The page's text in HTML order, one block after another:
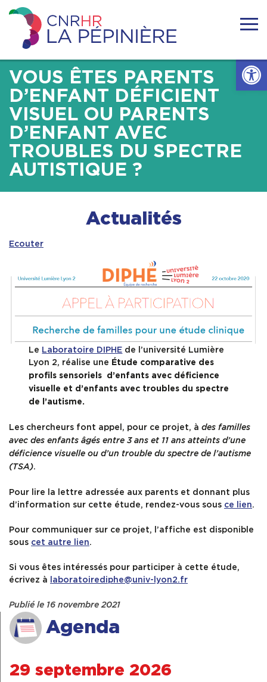
Ouvrir
to
content
Centre
national
de
ressources
handicaps
rares
La
Pépinière
Accueil
Actualités
Nous connaitre
VOUS ÊTES PARENTS
D’ENFANT DÉFICIENT
VISUEL OU PARENTS
D’ENFANT AVEC
TROUBLES DU SPECTRE
AUTISTIQUE ?
Actualités
Ecouter
Le Laboratoire DIPHE de l’université Lumière
Lyon 2, réalise une Étude comparative des
profils sensoriels d’enfants avec déficience
visuelle et d’enfants avec troubles du spectre
de l’autisme.
Les chercheurs font appel, pour ce projet, à des familles
avec des enfants âgés entre 3 ans et 11 ans atteints d’une
déficience visuelle ou d’un trouble du spectre de l’autisme
(TSA).
Pour lire la lettre adressée aux parents et donnant plus
d’information sur cette étude, rendez-vous sous ce lien.
Pour communiquer sur ce projet, l’affiche est disponible
sous cet autre lien.
Si vous êtes intéressés pour participer à cette étude,
écrivez à
laboratoirediphe@univ-lyon2.fr
Publié le 16 novembre 2021
Agenda
29 septembre 2026